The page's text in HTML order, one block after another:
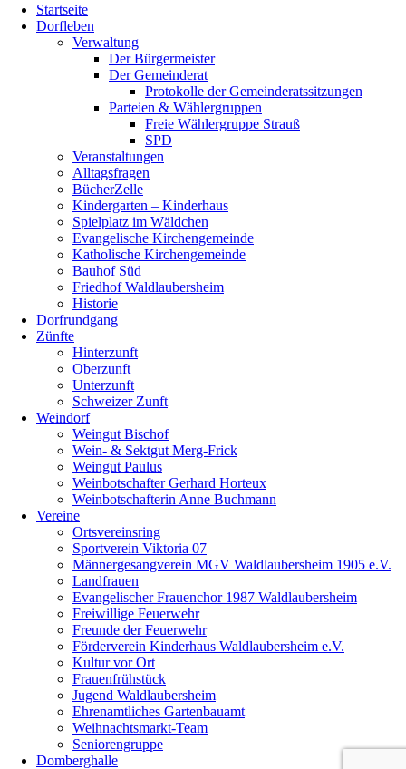
oben
scrollen
Startseite
Dorfleben
Verwaltung
Der Bürgermeister
Der Gemeinderat
Protokolle der Gemeinderatssitzungen
Parteien & Wählergruppen
Freie Wählergruppe Strauß
SPD
Veranstaltungen
Alltagsfragen
BücherZelle
Kindergarten – Kinderhaus
Spielplatz im Wäldchen
Evangelische Kirchengemeinde
Katholische Kirchengemeinde
Bauhof Süd
Friedhof Waldlaubersheim
Historie
Dorfrundgang
Zünfte
Hinterzunft
Oberzunft
Unterzunft
Schweizer Zunft
Weindorf
Weingut Bischof
Wein- & Sektgut Merg-Frick
Weingut Paulus
Weinbotschafter Gerhard Horteux
Weinbotschafterin Anne Buchmann
Vereine
Ortsvereinsring
Sportverein Viktoria 07
Männergesangverein MGV Waldlaubersheim 1905 e.V.
Landfrauen
Evangelischer Frauenchor 1987 Waldlaubersheim
Freiwillige Feuerwehr
Freunde der Feuerwehr
Förderverein Kinderhaus Waldlaubersheim e.V.
Kultur vor Ort
Frauenfrühstück
Jugend Waldlaubersheim
Ehrenamtliches Gartenbauamt
Weihnachtsmarkt-Team
Seniorengruppe
Domberghalle